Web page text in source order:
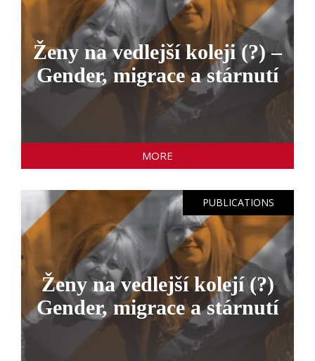
Ženy na vedlejší koleji (?) –
Gender, migrace a stárnutí
MORE
PUBLICATIONS
Ženy na vedlejší kolejí (?)
Gender, migrace a stárnutí